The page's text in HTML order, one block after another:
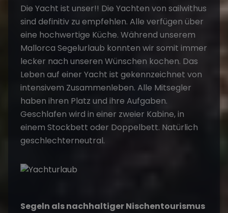
Die Yacht ist unser!! Die Yachten von sailwithus
sind definitiv zu empfehlen. Alle verfügen über
eine hochwertige Küche. Während unserem
Mallorca Segelurlaub konnten wir somit immer
lecker nach unseren Wünschen kochen. Das
Leben auf einer Yacht ist gekennzeichnet von
intensivem Zusammenleben. Alle Mitsegler
haben ihren Platz und ihre Aufgaben.
Geschlafen wird in einer zweier Kabine, in
einem Stockbett oder Doppelbett. Natürlich
geschlechterneutral.
Segeln als nachhaltiger Nischentourismus